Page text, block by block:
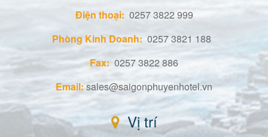
Điện thoại: 0257 3822 999
Phòng Kinh Doanh: 0257 3821 188
Fax: 0257 3822 886
Email: sales@saigonphuyenhotel.vn
Vị trí